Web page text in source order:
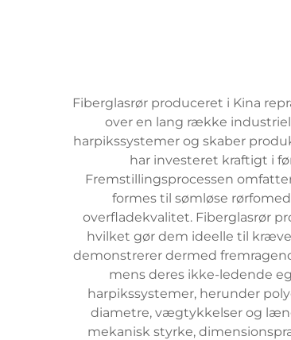
Fiberglasrør produceret i Kina
over en lang række
harpikssystemer og skaber
har investeret kraftigt i
Fremstillingsprocessen
formes til sømløse
overfladekvalitet. Fiberglasrør
hvilket gør dem ideelle til
demonstrerer dermed
mens deres ikke-ledende
harpikssystemer, herunder
diametre, vægtykkelser og
mekanisk styrke,